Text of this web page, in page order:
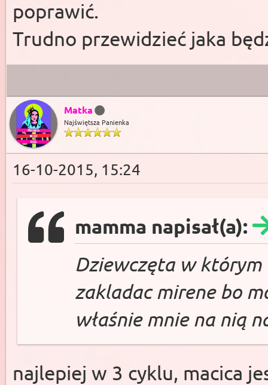
poprawić.
Trudno przewidzieć jaka
Matka
Najświętsza Panienka
16-10-2015, 15:24
mamma napisał(a):
Dziewczęta w
zakladac mirene bo
właśnie mnie na nią
najlepiej w 3 cyklu, macica